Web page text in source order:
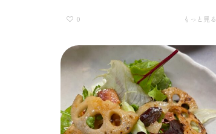
0 もっと見る